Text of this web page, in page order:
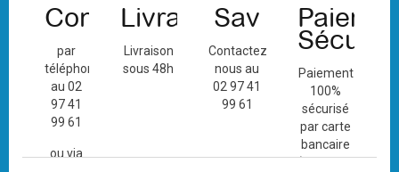
Contact
par
téléphone
au 02
97 41
99 61
ou via
Livraison
Livraison
sous 48h
Sav
Contactez-
nous au
02 97 41
99 61
Paiement
100%
sécurisé
par carte
bancaire
(Mastercard,